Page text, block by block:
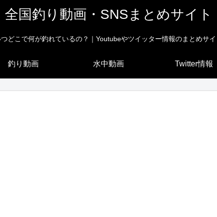
全国釣り動画・SNSまとめサイト
どこで何が釣れているの？｜Youtubeやツイッター情報のまとめサイ
釣り動画 水中動画 Twitter情報